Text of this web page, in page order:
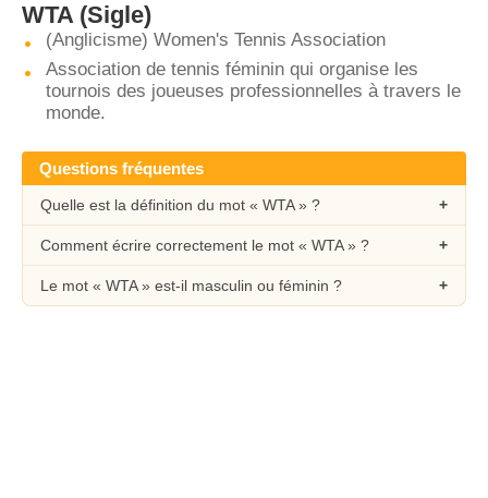
WTA(Sigle)
(Anglicisme) Women's Tennis Association
Association de tennis féminin qui organise les
tournois des joueuses professionnelles à travers le
monde.
Questions fréquentes
Quelle est la définition du mot « WTA » ?
Comment écrire correctement le mot « WTA » ?
Le mot « WTA » est-il masculin ou féminin ?